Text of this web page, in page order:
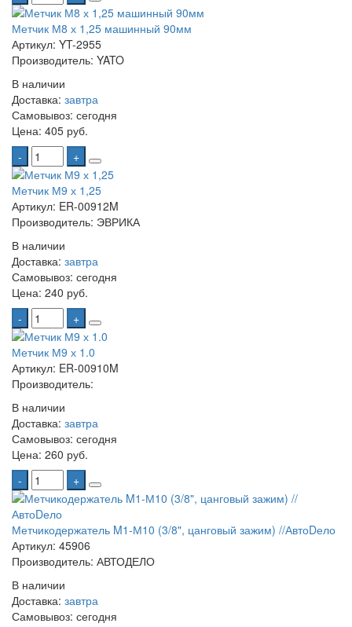
Метчик М8 х 1,25 машинный 90мм
Артикул: YT-2955
Производитель: YATO
В наличии
Доставка: завтра
Самовывоз: сегодня
Цена: 405 руб.
-
+
Метчик М9 х 1,25
Артикул: ER-00912M
Производитель: ЭВРИКА
В наличии
Доставка: завтра
Самовывоз: сегодня
Цена: 240 руб.
-
+
Метчик М9 х 1.0
Артикул: ER-00910M
Производитель:
В наличии
Доставка: завтра
Самовывоз: сегодня
Цена: 260 руб.
-
+
Метчикодержатель M1-М10 (3/8", цанговый зажим) //АвтоDело
Артикул: 45906
Производитель: АВТОДЕЛО
В наличии
Доставка: завтра
Самовывоз: сегодня